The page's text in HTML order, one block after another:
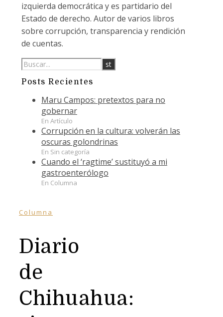
izquierda democrática y es partidario del
Estado de derecho. Autor de varios libros
sobre corrupción, transparencia y rendición
de cuentas.
Posts Recientes
Maru Campos: pretextos para no
gobernar
En Artículo
Corrupción en la cultura: volverán las
oscuras golondrinas
En Sin categoría
Cuando el ‘ragtime’ sustituyó a mi
gastroenterólogo
En Columna
Columna
Diario
de
Chihuahua: